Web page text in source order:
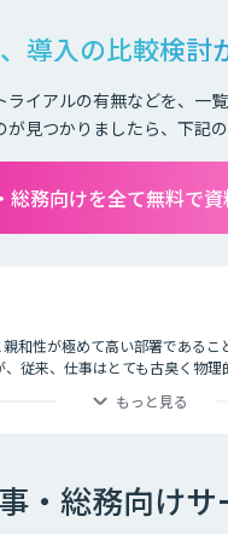
導入の比較検討
イアルの有無などを、一
見つかりましたら、下記
総務向けを全て無料で
和性が極めて高い部署である
従来、仕事はとても古臭く物
もっと見る
・総務向け